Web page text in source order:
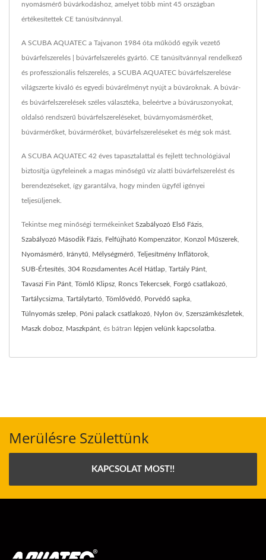
nyomásmérő búvárkodáshoz, amelyet több mint 45 országban
értékesítettek CE tanúsítvánnyal.
A SCUBA AQUATEC a Tajvanon 1984 óta működő egyik vezető
búvárfelszerelés | búvárfelszerelés gyártó. CE tanúsítvánnyal rendelkező
és professzionális felszerelés, a SCUBA AQUATEC búvárfelszerelése
világszerte kiváló és egyedi búvárélményt nyújt a búvároknak. A búvár-
és búvárfelszerelések széles választéka, beleértve a búváruszonyokat,
oldalsó rendszerű búvárfelszereléseket, búvárnyomásmérőket,
búvármérőket, búvármérőket, búvárfelszereléseket és még sok mást.
A SCUBA AQUATEC 42 éves tapasztalattal és fejlett technológiával
biztosítja ügyfeleinek a magas minőségű víz alatti búvárfelszerelést és
berendezéseket, így garantálva, hogy minden ügyfél igényei
teljesüljenek.
Tekintse meg minőségi termékeinket Szabályozó Első Fázis
Szabályozó Második Fázis Felfújható Kompenzátor, Konzol Műszerek
Nyomásmérő Iránytű Mélységmérő Teljesítmény Inflátorok
SUB-Értesítés 304 Rozsdamentes Acél Hátlap Tartály Pánt
Tavaszi Fin Pánt Tömlő Klipsz Roncs Tekercsek Forgó csatlakozó
Tartálycsizma Tartálytartó Tömlővédő Porvédő sapka
Túlnyomás szelep Póni palack csatlakozó Nylon öv Szerszámkészletek
Maszk doboz Maszkpánt , és bátran lépjen velünk kapcsolatba
Merülésre Születtünk
KAPCSOLAT MOST!!